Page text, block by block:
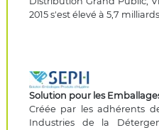
2015 s'est élevé à 5,7
Solution pour les
Créée par les adhérents
Industries de la